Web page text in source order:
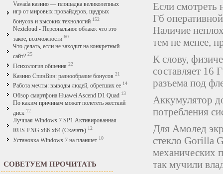
Vavada казино — площадка великолепных
игр от мировых провайдеров, щедрых
бонусов и высоких технологий 152
Nextcloud - Персональное облако: что это
такое, возможности 60
Что делать, если не заходит на конкретный
сайт? 25
Психология общения 22
Казино СпинВин: разнообразие бонусов 21
Работа мечты: выводы людей, обретших ее 14
Обзор смартфона Huawei Ascend D1 Quad 13
По каким причинам может полететь жесткий
диск 12
Лучшая Windows 7 SP1 Активированная
RUS-ENG x86-x64 (Скачать) 12
Установка Windows 7 на планшет 10
СОВЕТУЕМ ПРОЧИТАТЬ
Если смотреть
Гб
Наличие
тем не менее,
К слову,
составляет 16
разъема под
Аккумулятор
потребления
Для Амолед
стекло Gorilla
механических
так мучили